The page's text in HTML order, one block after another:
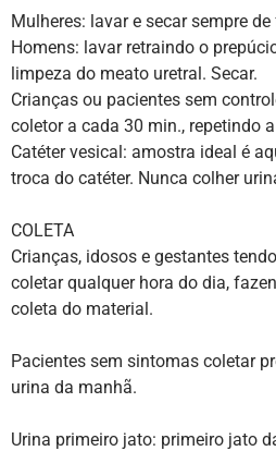
Mulheres: lavar e secar sempre
Homens: lavar retraindo o
limpeza do meato uretral. Secar.
Crianças ou pacientes sem
coletor a cada 30 min., repetindo
Catéter vesical: amostra ideal é
troca do catéter. Nunca colher
COLETA
Crianças, idosos e gestantes
coletar qualquer hora do dia,
coleta do material.
Pacientes sem sintomas coletar
urina da manhã.
Urina primeiro jato: primeiro jato